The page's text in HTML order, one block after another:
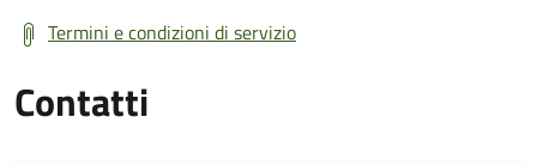
Termini e condizioni di servizio
Contatti